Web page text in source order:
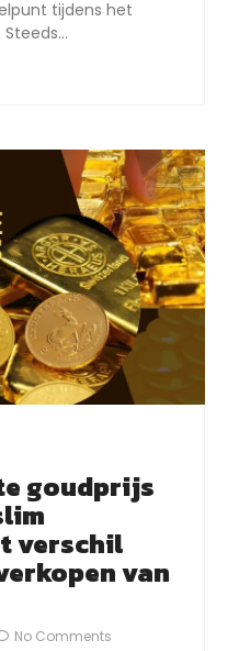
tijdens het
goudprijs
verschil
van
No Comments